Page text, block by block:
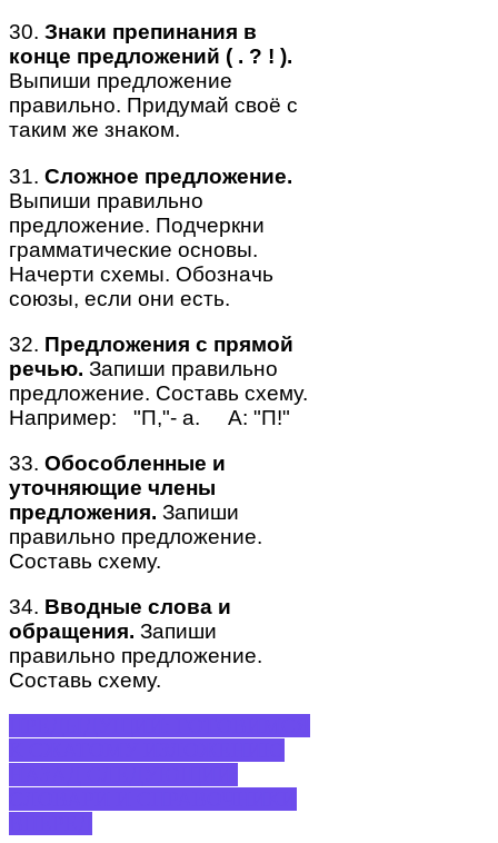
30. Знаки препинания в
конце предложений ( . ? ! ).
Выпиши предложение
правильно. Придумай своё с
таким же знаком.
31. Сложное предложение.
Выпиши правильно
предложение. Подчеркни
грамматические основы.
Начерти схемы. Обозначь
союзы, если они есть.
32. Предложения с прямой
речью. Запиши правильно
предложение. Составь схему.
Например: "П,"- а. А: "П!"
33. Обособленные и
уточняющие члены
предложения. Запиши
правильно предложение.
Составь схему.
34. Вводные слова и
обращения. Запиши
правильно предложение.
Составь схему.